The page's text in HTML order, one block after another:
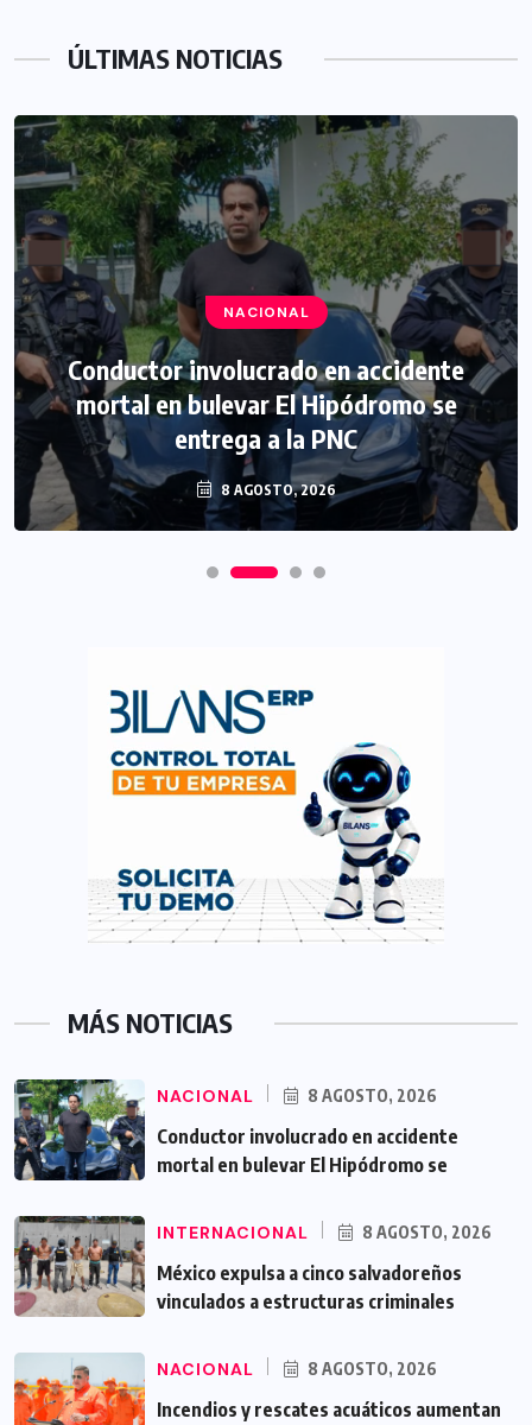
ÚLTIMAS NOTICIAS
NACIONAL
Conductor involucrado en accidente
mortal en bulevar El Hipódromo se
entrega a la PNC
8 AGOSTO, 2026
MÁS NOTICIAS
NACIONAL 8 AGOSTO, 2026
Conductor involucrado en accidente
mortal en bulevar El Hipódromo se
INTERNACIONAL 8 AGOSTO, 2026
México expulsa a cinco salvadoreños
vinculados a estructuras criminales
NACIONAL 8 AGOSTO, 2026
Incendios y rescates acuáticos aumentan